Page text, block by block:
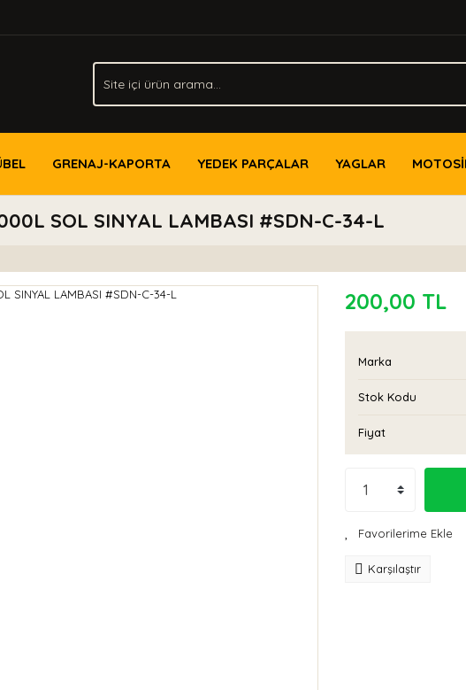
GRENAJ-KAPORTA YEDEK PARÇALAR YAGLAR
SOL SINYAL LAMBASI #SDN-C-34-L
200,00 TL
Marka
Stok Kodu
Fiyat
Karşılaştır